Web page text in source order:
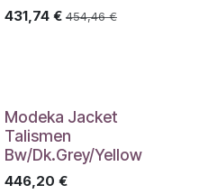
431,74€ 454,46€
Modeka Jacket
Talismen
Bw/Dk.Grey/Yellow
446,20 €